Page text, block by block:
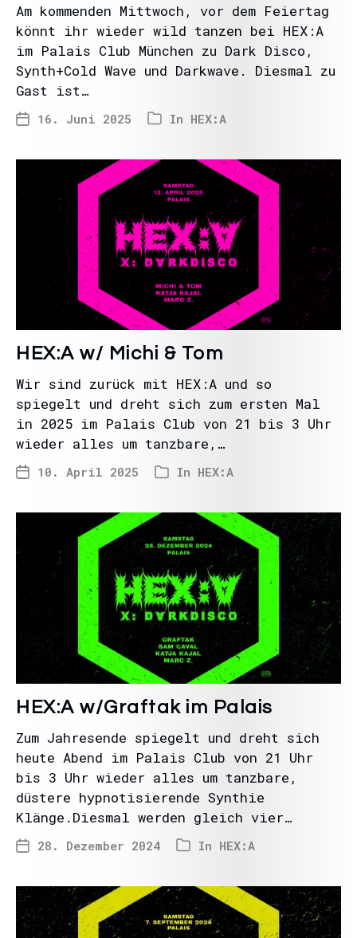
Am kommenden Mittwoch, vor dem Feiertag
könnt ihr wieder wild tanzen bei HEX:A
im Palais Club München zu Dark Disco,
Synth+Cold Wave und Darkwave. Diesmal zu
Gast ist…
16. Juni 2025 In HEX:A
HEX:A w/ Michi & Tom
Wir sind zurück mit HEX:A und so
spiegelt und dreht sich zum ersten Mal
in 2025 im Palais Club von 21 bis 3 Uhr
wieder alles um tanzbare,…
10. April 2025 In HEX:A
HEX:A w/Graftak im Palais
Zum Jahresende spiegelt und dreht sich
heute Abend im Palais Club von 21 Uhr
bis 3 Uhr wieder alles um tanzbare,
düstere hypnotisierende Synthie
Klänge.Diesmal werden gleich vier…
28. Dezember 2024 In HEX:A